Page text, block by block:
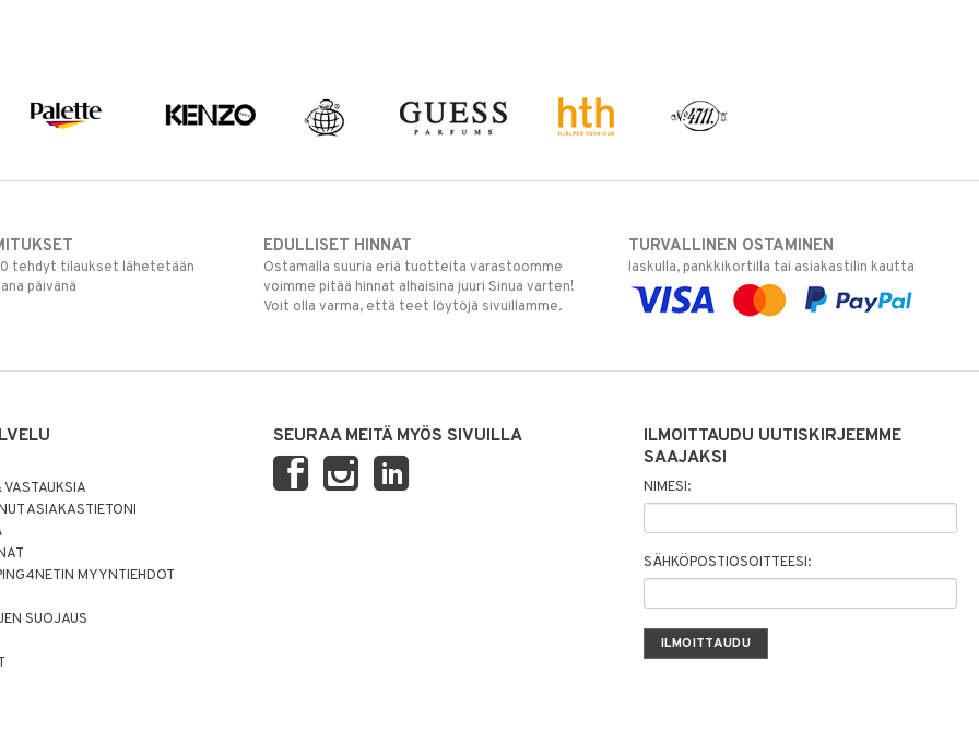
tehdyt tilaukset lähetetään
päivänä
EDULLISET HINNAT
Ostamalla suuria eriä tuotteita varastoomme
voimme pitää hinnat alhaisina juuri Sinua varten!
Voit olla varma, että teet löytöjä sivuillamme.
TURVALLINEN OSTAMINEN
laskulla, pankkikortilla tai asiakastilin kautta
ASIAKASTIETONI
MYYNTIEHDOT
SUOJAUS
SEURAA MEITÄ MYÖS SIVUILLA
ILMOITTAUDU UUTISKIRJEEMME
SAAJAKSI
NIMESI:
SÄHKÖPOSTIOSOITTEESI: